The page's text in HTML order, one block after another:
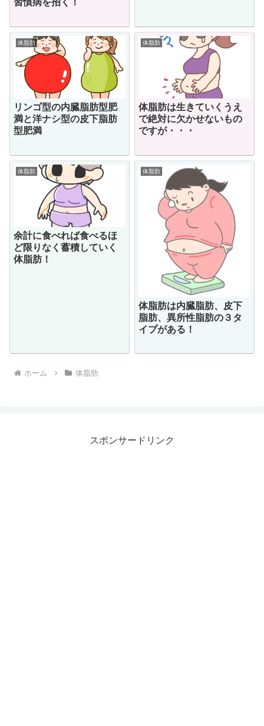
習慣病を招く！
体脂肪
リンゴ型の内臓脂肪型肥
満と洋ナシ型の皮下脂肪
型肥満
体脂肪
体脂肪は生きていくうえ
で絶対に欠かせないもの
ですが・・・
体脂肪
余計に食べれば食べるほ
ど限りなく蓄積していく
体脂肪！
体脂肪
体脂肪は内臓脂肪、皮下
脂肪、異所性脂肪の３タ
イプがある！
ホーム 体脂肪
スポンサードリンク